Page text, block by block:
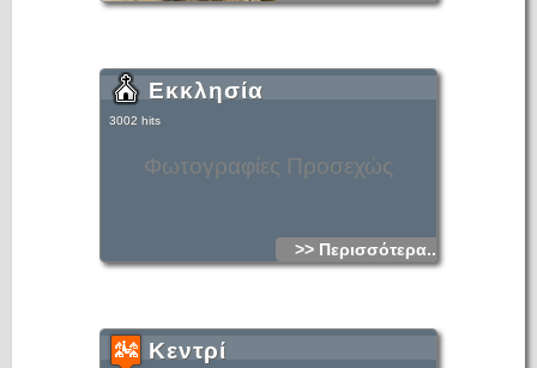
Φωτογραφίες Προσεχώς
Εκκλησία
3002 hits
>> Περισσότερα...
Κεντρί